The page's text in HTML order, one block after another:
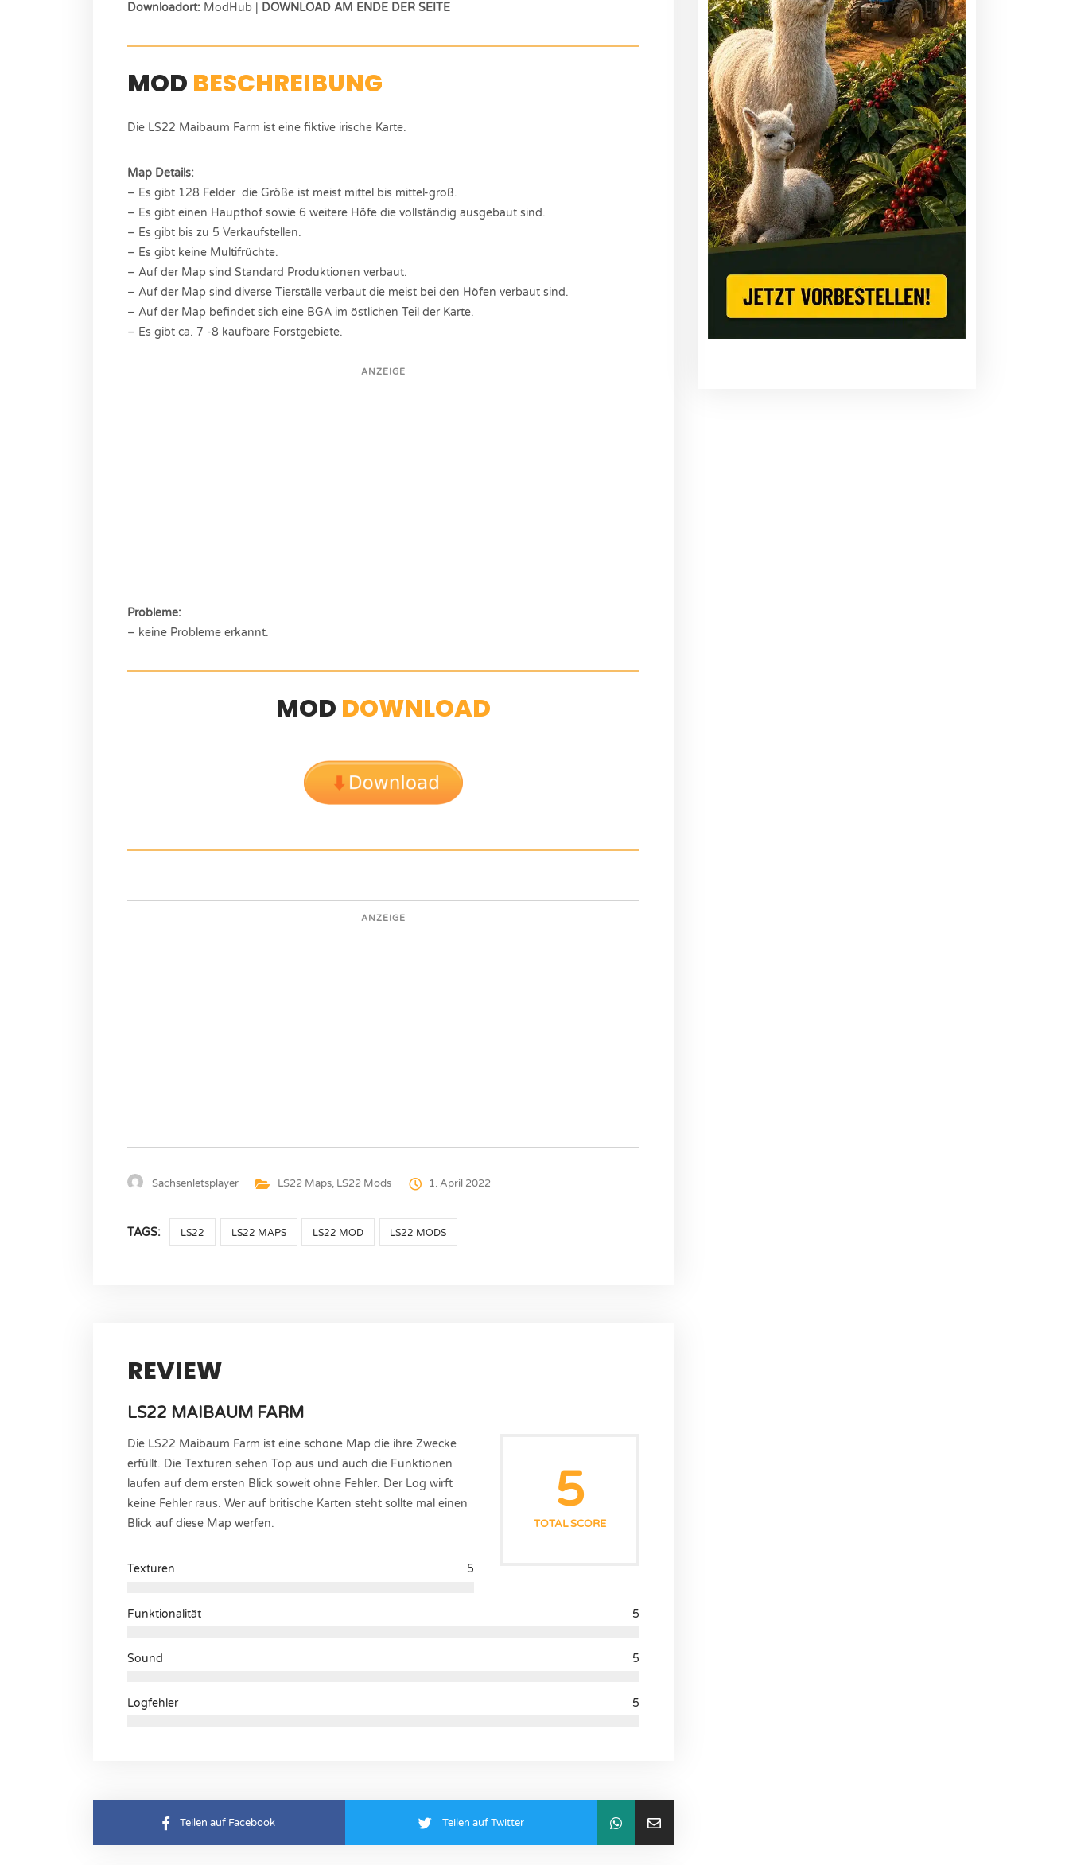
Downloadort: ModHub | DOWNLOAD AM ENDE DER SEITE
MOD BESCHREIBUNG
Die LS22 Maibaum Farm ist eine fiktive irische Karte.
Map Details:
– Es gibt 128 Felder die Größe ist meist mittel bis mittel-groß.
– Es gibt einen Haupthof sowie 6 weitere Höfe die vollständig ausgebaut sind.
– Es gibt bis zu 5 Verkaufstellen.
– Es gibt keine Multifrüchte.
– Auf der Map sind Standard Produktionen verbaut.
– Auf der Map sind diverse Tierställe verbaut die meist bei den Höfen verbaut sind.
– Auf der Map befindet sich eine BGA im östlichen Teil der Karte.
– Es gibt ca. 7 -8 kaufbare Forstgebiete.
ANZEIGE
Probleme:
– keine Probleme erkannt.
MOD DOWNLOAD
ANZEIGE
Sachsenletsplayer LS22 Maps, LS22 Mods 1. April 2022
TAGS: LS22 LS22 MAPS LS22 MOD LS22 MODS
REVIEW
LS22 MAIBAUM FARM
5
TOTAL SCORE
Die LS22 Maibaum Farm ist eine schöne Map die ihre Zwecke
erfüllt. Die Texturen sehen Top aus und auch die Funktionen
laufen auf dem ersten Blick soweit ohne Fehler. Der Log wirft
keine Fehler raus. Wer auf britische Karten steht sollte mal einen
Blick auf diese Map werfen.
Texturen 5
Funktionalität 5
Sound 5
Logfehler 5
Teilen auf Facebook Teilen auf Twitter